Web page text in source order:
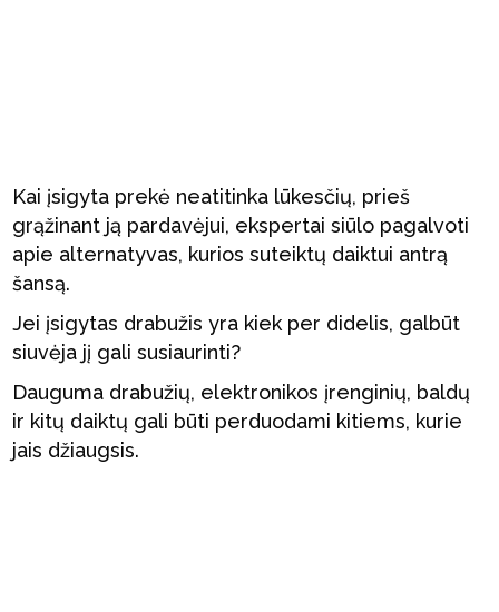
Kai įsigyta prekė neatitinka lūkesčių, prieš
grąžinant ją pardavėjui, ekspertai siūlo pagalvoti
apie alternatyvas, kurios suteiktų daiktui antrą
šansą.
Jei įsigytas drabužis yra kiek per didelis, galbūt
siuvėja jį gali susiaurinti?
Dauguma drabužių, elektronikos įrenginių, baldų
ir kitų daiktų gali būti perduodami kitiems, kurie
jais džiaugsis.